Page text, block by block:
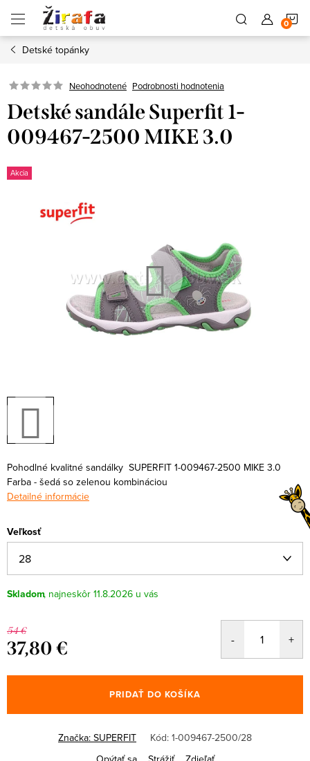
obsah
Detské topánky
Neohodnotené Podrobnosti hodnotenia
Detské sandále Superfit 1-
009467-2500 MIKE 3.0
Akcia
Pohodlné kvalitné sandálky SUPERFIT 1-009467-2500 MIKE 3.0
Farba - šedá so zelenou kombináciou
Detailné informácie
Veľkosť
Skladom 11.8.2026
54 €
37,80 €
cena:
PRIDAŤ DO KOŠÍKA
Značka: SUPERFIT Kód: 1-009467-2500/28